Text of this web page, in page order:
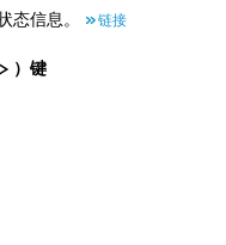
态信息。
链接
）键